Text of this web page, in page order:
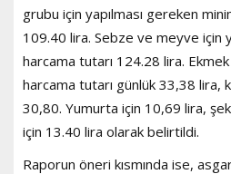
grubu için yapılması gereken
109.40 lira. Sebze ve meyve için
harcama tutarı 124.28 lira.
harcama tutarı günlük 33,38 lira,
30,80. Yumurta için 10,69 lira,
için 13.40 lira olarak belirtildi.
Raporun öneri kısmında ise,